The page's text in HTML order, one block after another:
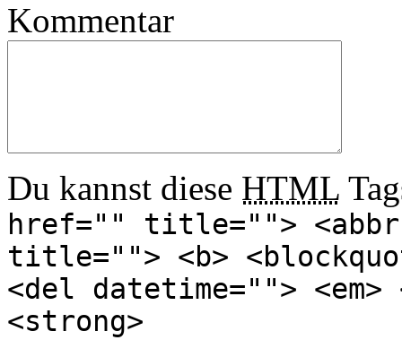
Kommentar
Du kannst diese HTML
href="" title="">
title=""> <b>
<del datetime="">
<strong>